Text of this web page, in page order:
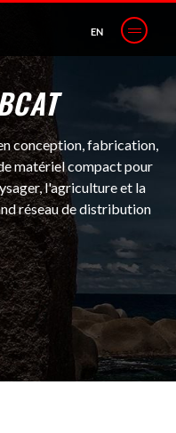
EN
conception, fabrication,
matériel compact pour
l'agriculture et la
réseau de distribution